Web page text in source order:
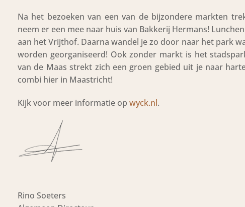
Na het bezoeken van een van de bijzondere markten
neem er een mee naar huis van Bakkerij Hermans!
aan het Vrijthof. Daarna wandel je zo door naar het park
worden georganiseerd! Ook zonder markt is het
van de Maas strekt zich een groen gebied uit je naar
combi hier in Maastricht!
Kijk voor meer informatie op wyck.nl.
Rino Soeters